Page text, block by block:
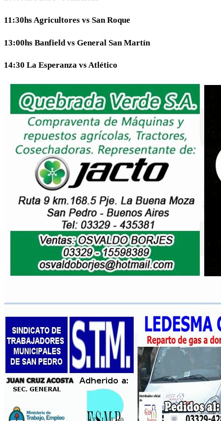
11:30hs Agricultores vs San Roque
13:00hs Banfield vs General San Martín
14:30 La Esperanza vs Atlético